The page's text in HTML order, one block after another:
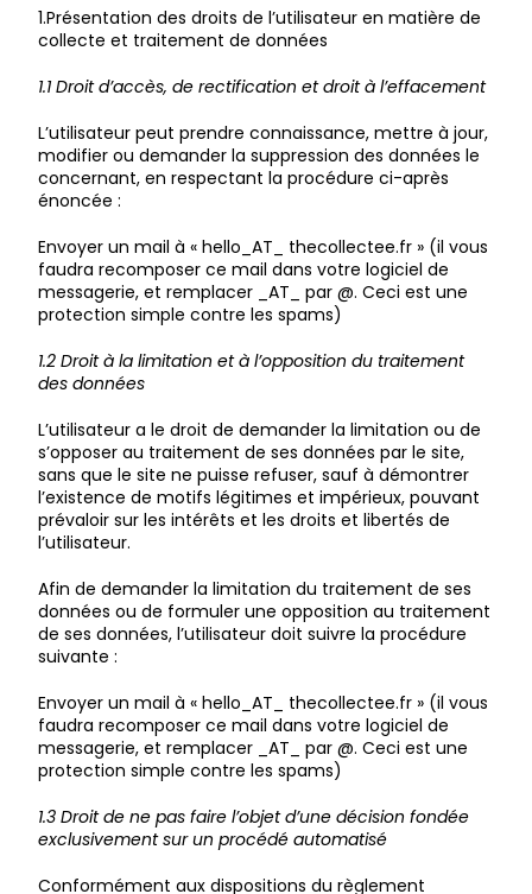
1.Présentation des droits de l’utilisateur en matière de
collecte et traitement de données
1.1 Droit d’accès, de rectification et droit à l’effacement
L’utilisateur peut prendre connaissance, mettre à jour,
modifier ou demander la suppression des données le
concernant, en respectant la procédure ci-après
énoncée :
Envoyer un mail à « hello_AT_ thecollectee.fr » (il vous
faudra recomposer ce mail dans votre logiciel de
messagerie, et remplacer _AT_ par @. Ceci est une
protection simple contre les spams)
1.2 Droit à la limitation et à l’opposition du traitement
des données
L’utilisateur a le droit de demander la limitation ou de
s’opposer au traitement de ses données par le site,
sans que le site ne puisse refuser, sauf à démontrer
l’existence de motifs légitimes et impérieux, pouvant
prévaloir sur les intérêts et les droits et libertés de
l’utilisateur.
Afin de demander la limitation du traitement de ses
données ou de formuler une opposition au traitement
de ses données, l’utilisateur doit suivre la procédure
suivante :
Envoyer un mail à « hello_AT_ thecollectee.fr » (il vous
faudra recomposer ce mail dans votre logiciel de
messagerie, et remplacer _AT_ par @. Ceci est une
protection simple contre les spams)
1.3 Droit de ne pas faire l’objet d’une décision fondée
exclusivement sur un procédé automatisé
Conformément aux dispositions du règlement